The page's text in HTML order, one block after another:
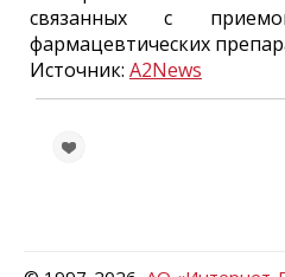
связанных с
фармацевтических
Источник: A2News